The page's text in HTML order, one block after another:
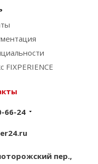
66-24
пер.,